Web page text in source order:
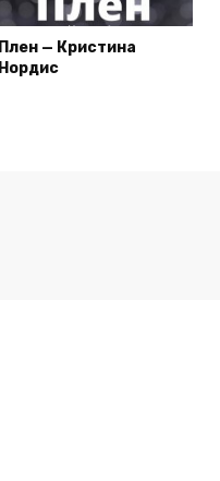
Плен — Кристина
Нордис